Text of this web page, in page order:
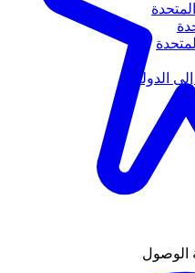
الدولة
الوصول